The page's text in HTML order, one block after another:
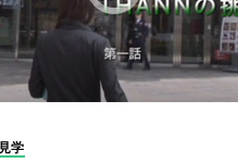
学